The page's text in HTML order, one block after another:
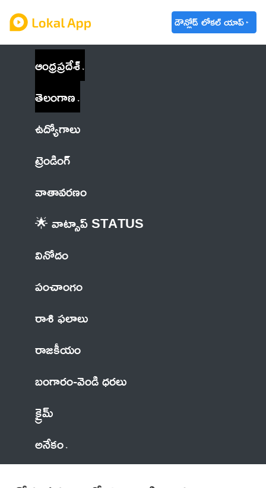
డౌన్లోడ్ లోకల్ యాప్
ఆంధ్రప్రదేశ్
తెలంగాణ
ఉద్యోగాలు
ట్రెండింగ్
వాతావరణం
🌟 వాట్సాప్ STATUS
వినోదం
పంచాంగం
రాశి ఫలాలు
రాజకీయం
బంగారం-వెండి ధరలు
క్రైమ్
అనేకం